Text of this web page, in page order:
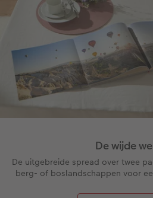
De wijde
De uitgebreide spread over twee
berg- of boslandschappen voor